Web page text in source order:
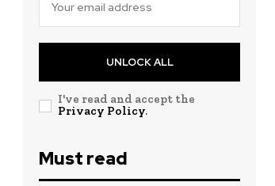
UNLOCK ALL
I've read and accept the
Privacy Policy.
Must read